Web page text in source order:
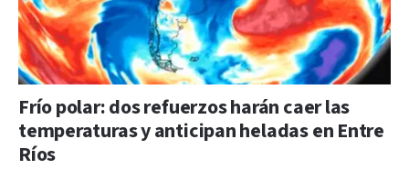
Frío polar: dos refuerzos harán caer las
temperaturas y anticipan heladas en Entre
Ríos